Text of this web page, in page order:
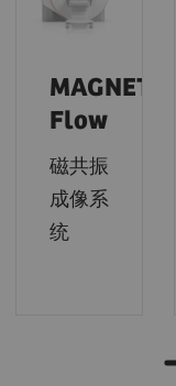
MAGNETOM
Flow
磁共振
成像系
统